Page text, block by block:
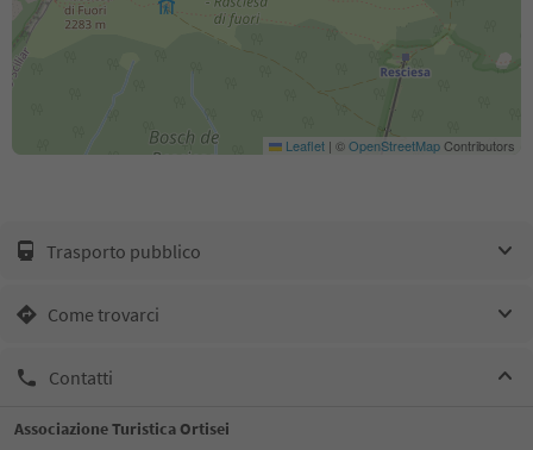
Leaflet | ©OpenStreetMapContributors
Trasporto pubblico
Come trovarci
Contatti
Associazione Turistica Ortisei